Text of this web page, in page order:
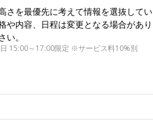
さを最優先に考えて情報を選抜してい
や内容、日程は変更となる場合があり
い。
15:00～17:00限定 ※サービス料10%別